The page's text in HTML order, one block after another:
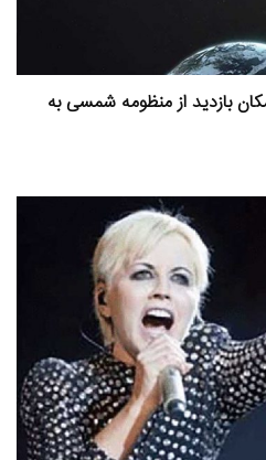
بازدید از منظومه شمسی به